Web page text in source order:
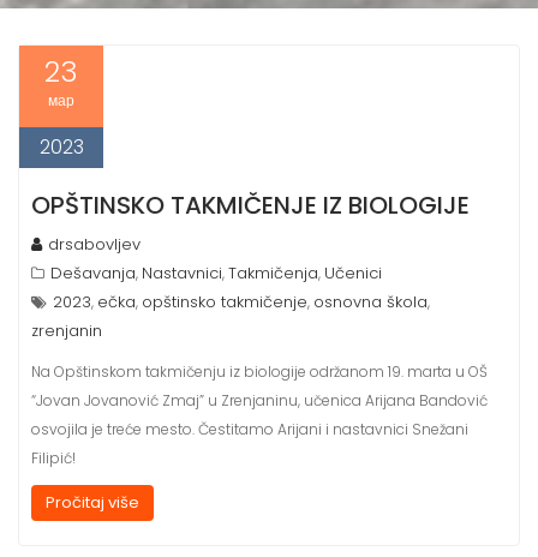
23
мар
2023
OPŠTINSKO TAKMIČENJE IZ BIOLOGIJE
drsabovljev
Dešavanja, Nastavnici,Takmičenja, Učenici
2023, ečka, opštinsko takmičenje, osnovna škola,
zrenjanin
Na Opštinskom takmičenju iz biologije održanom 19. marta u OŠ
“Jovan Jovanović Zmaj” u Zrenjaninu, učenica Arijana Bandović
osvojila je treće mesto. Čestitamo Arijani i nastavnici Snežani
Filipić!
Pročitaj više